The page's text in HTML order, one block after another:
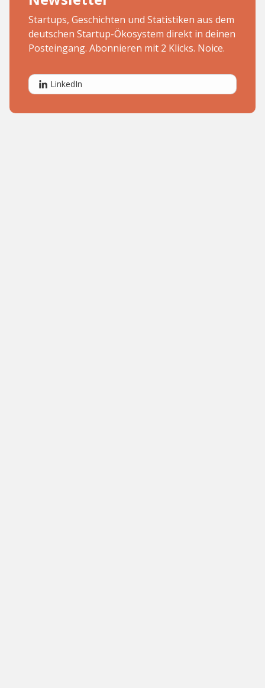
Startups, Geschichten und Statistiken aus dem
deutschen Startup-Ökosystem direkt in deinen
Posteingang. Abonnieren mit 2 Klicks. Noice.
LinkedIn